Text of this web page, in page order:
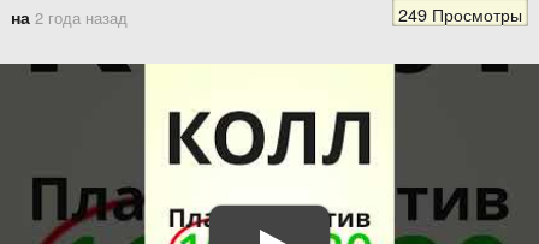
на 2 года назад 249 Просмотры